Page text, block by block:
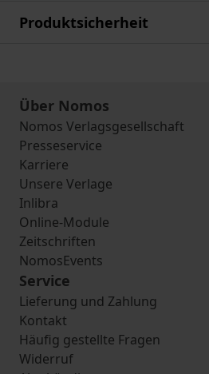
Produktsicherheit
Über Nomos
Nomos Verlagsgesellschaft
Presseservice
Karriere
Unsere Verlage
Inlibra
Online-Module
Zeitschriften
NomosEvents
Service
Lieferung und Zahlung
Kontakt
Häufig gestellte Fragen
Widerruf